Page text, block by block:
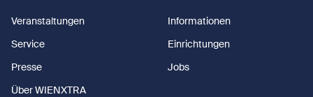
Veranstaltungen
Informationen
Service
Einrichtungen
Presse
Jobs
Über WIENXTRA